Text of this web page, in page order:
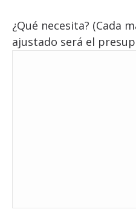
¿Qué necesita? (Cada
ajustado será el